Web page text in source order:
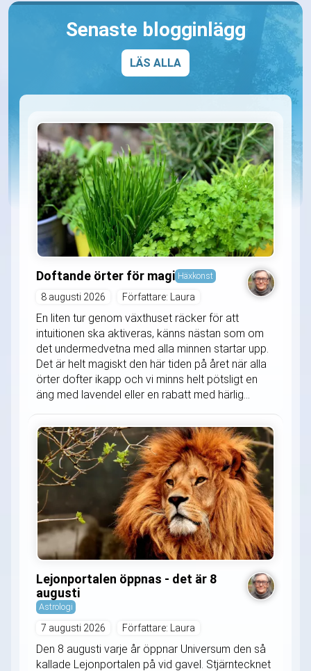
Senaste blogginlägg
LÄS ALLA
Doftande örter för magi Häxkonst
8 augusti 2026 Författare: Laura
En liten tur genom växthuset räcker för att
intuitionen ska aktiveras, känns nästan som om
det undermedvetna med alla minnen startar upp.
Det är helt magiskt den här tiden på året när alla
örter dofter ikapp och vi minns helt pötsligt en
äng med lavendel eller en rabatt med härlig...
Lejonportalen öppnas - det är 8
augusti
Astrologi
7 augusti 2026 Författare: Laura
Den 8 augusti varje år öppnar Universum den så
kallade Lejonportalen på vid gavel. Stjärntecknet